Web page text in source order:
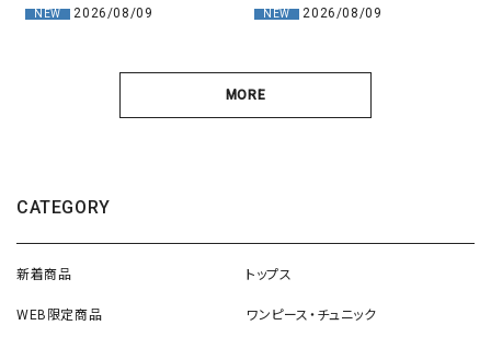
NEW 2026/08/09 NEW 2026/08/09
MORE
CATEGORY
新着商品
WEB限定商品
トップス
ワンピース・チュニック